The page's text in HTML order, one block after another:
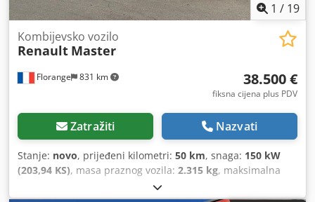
1 / 19
Florange 831 km
Kombijevsko vozilo
Renault Master
38.500 €
fiksna cijena plus PDV
Zatražiti Nazvati
Stanje: novo, prijeđeni kilometri: 50 km, snaga: 150 kW
(203,94 KS), masa praznog vozila: 2.315 kg, maksimalna
dizel